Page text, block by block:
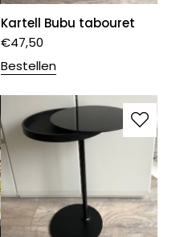
Kartell Bubu tabouret
€47,50
Bestellen